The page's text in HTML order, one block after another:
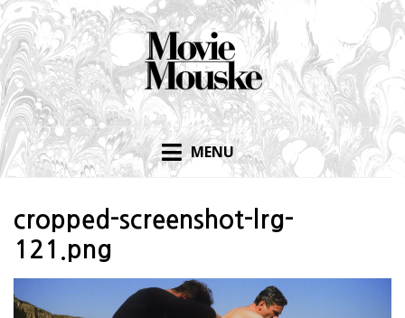
Skip
to
content
MENU
cropped-screenshot-lrg-
121.png